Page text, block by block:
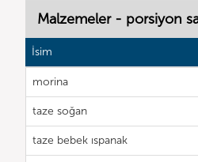
Malzemeler - porsiyon
İsim
morina
taze soğan
taze bebek ıspanak